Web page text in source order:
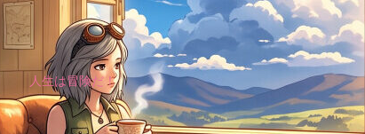
人生は冒険だ！